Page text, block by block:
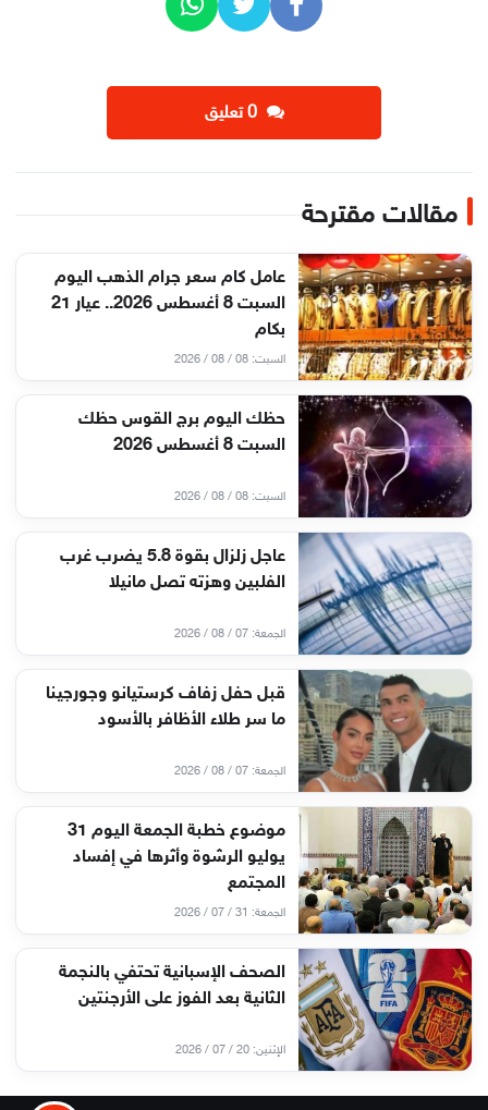
‫0 تعليق
مقالات مقترحة
عامل كام سعر جرام الذهب اليوم
السبت 8 أغسطس 2026.. عيار 21
بكام
السبت: 08 / 08 / 2026
حظك اليوم برج القوس حظك
السبت 8 أغسطس 2026
السبت: 08 / 08 / 2026
عاجل زلزال بقوة 5.8 يضرب غرب
الفلبين وهزته تصل مانيلا
الجمعة: 07 / 08 / 2026
قبل حفل زفاف كرستيانو وجورجينا
ما سر طلاء الأظافر بالأسود
الجمعة: 07 / 08 / 2026
موضوع خطبة الجمعة اليوم 31
يوليو الرشوة وأثرها في إفساد
المجتمع
الجمعة: 31 / 07 / 2026
الصحف الإسبانية تحتفي بالنجمة
الثانية بعد الفوز على الأرجنتين
الإثنين: 20 / 07 / 2026